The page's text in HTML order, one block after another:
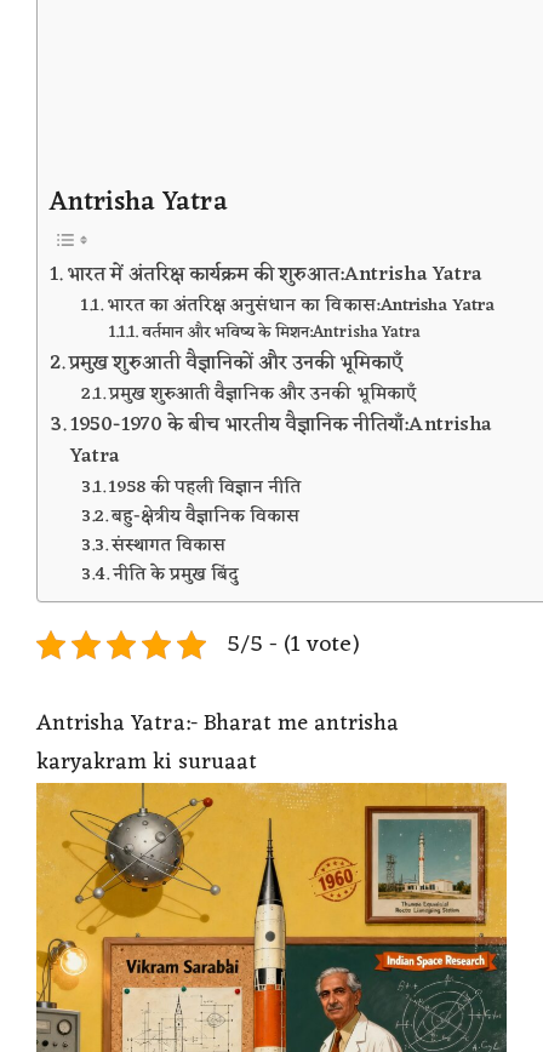
Antrisha Yatra
भारत में अंतरिक्ष कार्यक्रम की शुरुआत:Antrisha Yatra
भारत का अंतरिक्ष अनुसंधान का विकास:Antrisha Yatra
वर्तमान और भविष्य के मिशन:Antrisha Yatra
प्रमुख शुरुआती वैज्ञानिकों और उनकी भूमिकाएँ
प्रमुख शुरुआती वैज्ञानिक और उनकी भूमिकाएँ
1950-1970 के बीच भारतीय वैज्ञानिक नीतियाँ:Antrisha
Yatra
1958 की पहली विज्ञान नीति
बहु-क्षेत्रीय वैज्ञानिक विकास
संस्थागत विकास
नीति के प्रमुख बिंदु
5/5 - (1 vote)
Antrisha Yatra:- Bharat me antrisha
karyakram ki suruaat